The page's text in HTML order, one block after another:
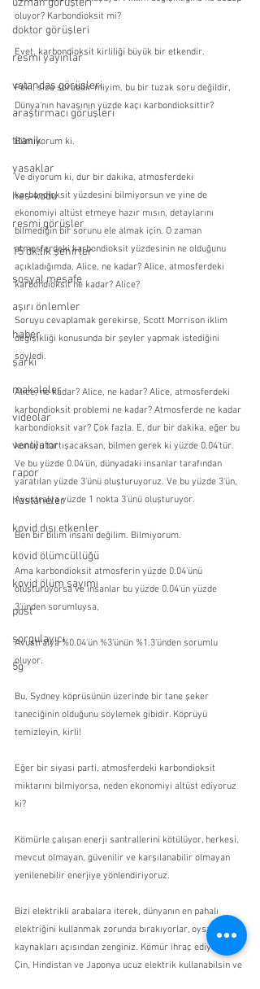
uzman görüşleri
doktor görüşleri
resmi yayınlar
vatandaş görüşleri
araştırmacı görüşleri
titanik
yasaklar
hes-kodu
resmi görüşler
15 dk.lık şehirler
sosyal mesafe
aşırı önlemler
haber
şarkı
makaleler
videolar
ventilator
rapor
hastaneler
kovid dışı etkenler
kovid ölümcüllüğü
kovid ölüm sayımı
post
sorgulayıcı
5g
oluyor? Karbondioksit mi?
Evet, karbondioksit kirliliği büyük bir etkendir.
Peki, size sorabilir miyim, bu bir tuzak soru değildir,
Dünya'nın havasının yüzde kaçı karbondioksittir?
Bilmiyorum ki.
Ve diyorum ki, dur bir dakika, atmosferdeki
karbondioksit yüzdesini bilmiyorsun ve yine de
ekonomiyi altüst etmeye hazır mısın, detaylarını
bilmediğin bir sorunu ele almak için. O zaman
atmosferdeki karbondioksit yüzdesinin ne olduğunu
açıkladığımda, Alice, ne kadar? Alice, atmosferdeki
karbondioksit ne kadar? Alice?
Soruyu cevaplamak gerekirse, Scott Morrison iklim
değişikliği konusunda bir şeyler yapmak istediğini
söyledi.
Alice, ne kadar? Alice, ne kadar? Alice, atmosferdeki
karbondioksit problemi ne kadar? Atmosferde ne kadar
karbondioksit var? Çok fazla. E, dur bir dakika, eğer bu
konuyu tartışacaksan, bilmen gerek ki yüzde 0.04'tür.
Ve bu yüzde 0.04'ün, dünyadaki insanlar tarafından
yaratılan yüzde 3'ünü oluşturuyoruz. Ve bu yüzde 3'ün,
Avustralya yüzde 1 nokta 3'ünü oluşturuyor.
Ben bir bilim insanı değilim. Bilmiyorum.
Ama karbondioksit atmosferin yüzde 0.04'ünü
oluşturuyorsa ve insanlar bu yüzde 0.04'ün yüzde
3'ünden sorumluysa,
Avustralya %0.04'ün %3'ünün %1.3'ünden sorumlu
oluyor.
Bu, Sydney köprüsünün üzerinde bir tane şeker
taneciğinin olduğunu söylemek gibidir. Köprüyü
temizleyin, kirli!
Eğer bir siyasi parti, atmosferdeki karbondioksit
miktarını bilmiyorsa, neden ekonomiyi altüst ediyoruz
ki?
Kömürle çalışan enerji santrallerini kötülüyor, herkesi,
mevcut olmayan, güvenilir ve karşılanabilir olmayan
yenilenebilir enerjiye yönlendiriyoruz.
Bizi elektrikli arabalara iterek, dünyanın en pahalı
elektriğini kullanmak zorunda bırakıyorlar, oysa enerji
kaynakları açısından zenginiz. Kömür ihraç ediyoruz ki
Çin, Hindistan ve Japonya ucuz elektrik kullanabilsin ve